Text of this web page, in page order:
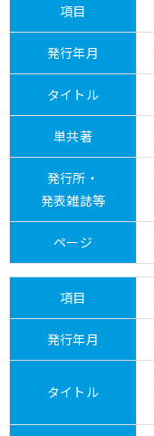
項目
発行年月
タイトル
単共著
発行所・
発表雑誌等
ページ
項目
発行年月
タイトル